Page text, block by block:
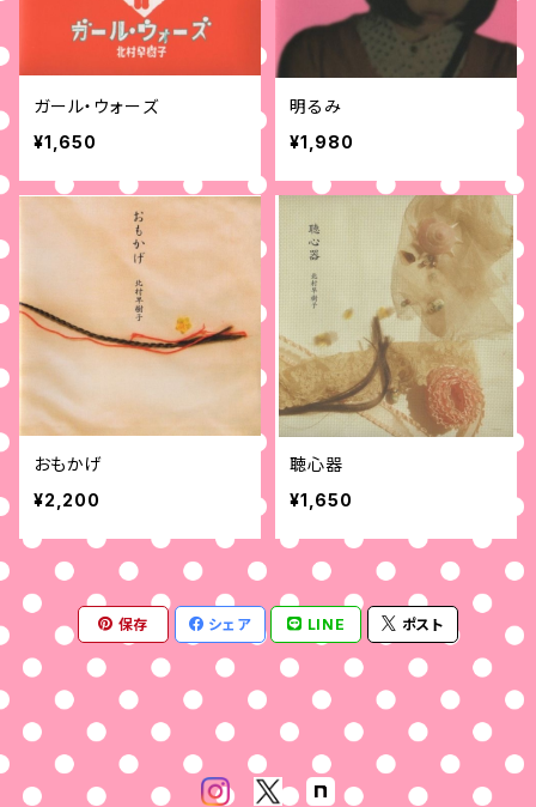
ガール・ウォーズ
¥1,650
明るみ
¥1,980
おもかげ
¥2,200
聴心器
¥1,650
保存 シェア LINE ポスト